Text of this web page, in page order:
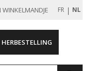
WINKELMANDJE FR | NL
HERBESTELLING